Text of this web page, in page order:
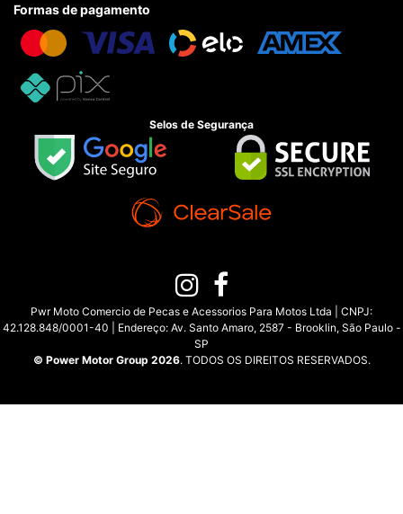
Formas de pagamento
Selos de Segurança
Pwr Moto Comercio de Pecas e Acessorios Para Motos Ltda | CNPJ:
42.128.848/0001-40 | Endereço: Av. Santo Amaro, 2587 - Brooklin, São Paulo -
SP
© Power Motor Group 2026. TODOS OS DIREITOS RESERVADOS.